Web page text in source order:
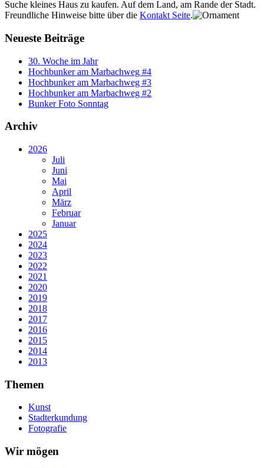
Suche kleines Haus zu kaufen. Auf dem Land, am Rande der Stadt.
Freundliche Hinweise bitte über die Kontakt Seite.
Neueste Beiträge
30. Woche im Jahr
Hochbunker am Marbachweg #4
Hochbunker am Marbachweg #3
Hochbunker am Marbachweg #2
Bunker Foto Sonntag
Archiv
2026
Juli
Juni
Mai
April
März
Februar
Januar
2025
2024
2023
2022
2021
2020
2019
2018
2017
2016
2015
2014
2013
Themen
Kunst
Stadterkundung
Fotografie
Wir mögen